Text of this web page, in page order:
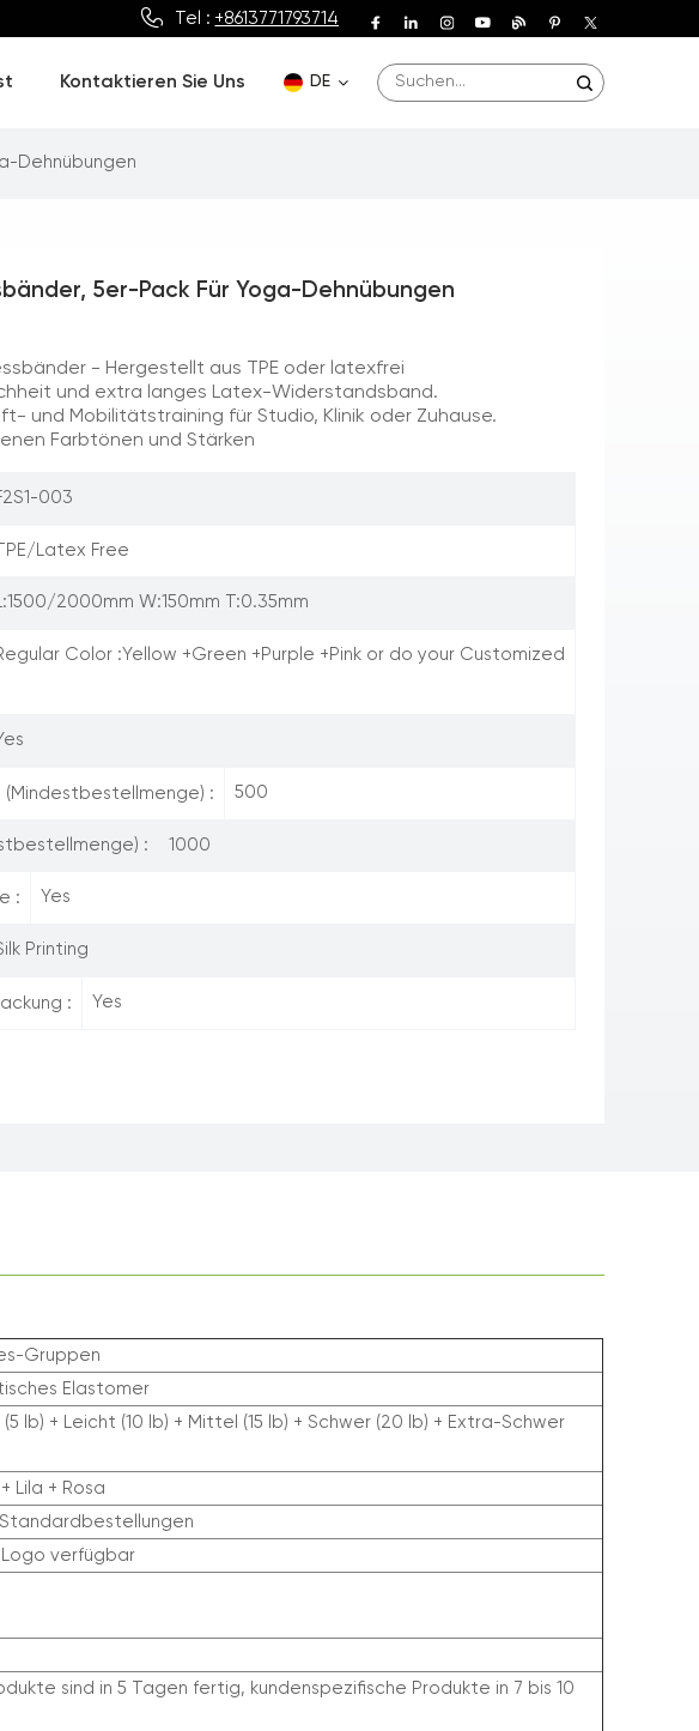
Tel : +8613771793714
Kontaktieren Sie Uns DE
Español
Português
Dehnübungen
5er-Pack Für Yoga-Dehnübungen
- Hergestellt aus TPE oder latexfrei
und extra langes Latex-Widerstandsband.
und Mobilitätstraining für Studio, Klinik oder Zuhause.
Farbtönen und Stärken
003
Latex Free
2000mm W:150mm T:0.35mm
Color :Yellow +Green +Purple +Pink or do your Customized
: 500
: 1000
: Yes
Printing
: Yes
Gruppen
Elastomer
lb) + Leicht (10 lb) + Mittel (15 lb) + Schwer (20 lb) + Extra-Schwer
Lila + Rosa
Logo verfügbar
sind in 5 Tagen fertig, kundenspezifische Produkte in 7 bis 10